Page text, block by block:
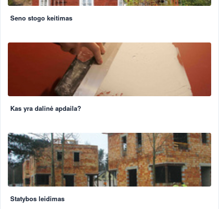
Seno stogo keitimas
Kas yra dalinė apdaila?
Statybos leidimas